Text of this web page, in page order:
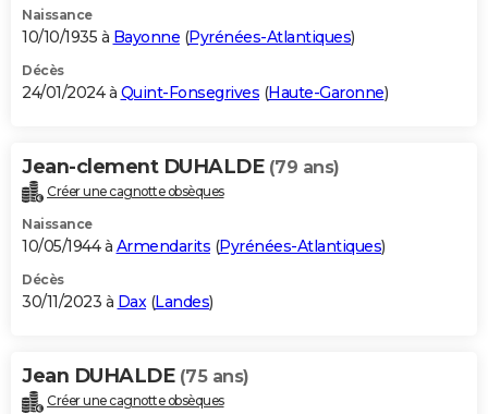
Naissance
10/10/1935 à Bayonne (Pyrénées-Atlantiques)
Décès
24/01/2024 à Quint-Fonsegrives (Haute-Garonne)
Jean-clement DUHALDE (79 ans)
Créer une cagnotte obsèques
Naissance
10/05/1944 à Armendarits (Pyrénées-Atlantiques)
Décès
30/11/2023 à Dax(Landes)
Jean DUHALDE (75 ans)
Créer une cagnotte obsèques